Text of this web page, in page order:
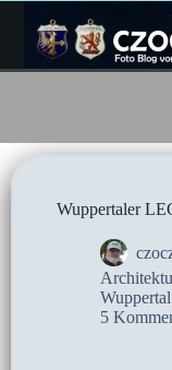
Inhalt
springen
Wuppertaler
Wuppertal
5